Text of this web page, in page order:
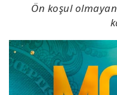
Ön koşul olmayan